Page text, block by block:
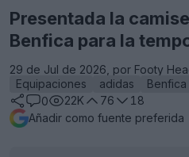
Presentada la
Benfica para la
29 de Jul de 2026, por Footy
Equipaciones
adidas Benfica
0
22K 76
18
Añadir como fuente preferida